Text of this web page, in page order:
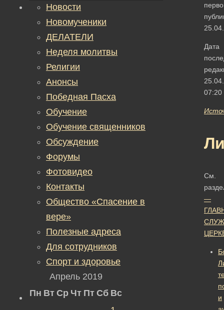
Дата
07:20
См.
—
и
Новости
Новомученики
ДЕЛАТЕЛИ
Неделя молитвы
Религии
Анонсы
Победная Пасха
Обучение
Обучение священников
Обсуждение
Форумы
Фотовидео
Контакты
Общество «Спасение в
вере»
Полезные адреса
Для сотрудников
Спорт и здоровье
Апрель 2019
Пн Вт Ср Чт Пт Сб Вс